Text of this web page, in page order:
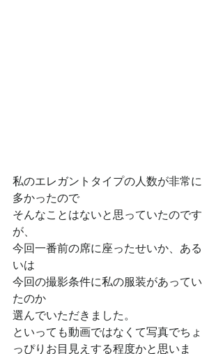
私のエレガントタイプの人数が非常に
多かったので
そんなことはないと思っていたのです
が、
今回一番前の席に座ったせいか、ある
いは
今回の撮影条件に私の服装があってい
たのか
選んでいただきました。
といっても動画ではなくて写真でちょ
っぴりお目見えする程度かと思いま